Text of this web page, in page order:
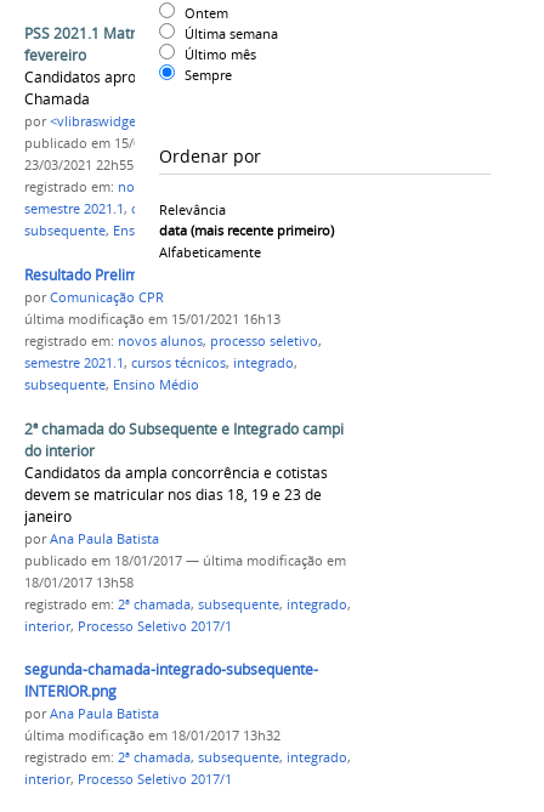
Ontem
Última semana
Último mês
Sempre
Ordenar por
Relevância
data (mais recente primeiro)
Alfabeticamente
PSS 2021.1 Matrículas on-line iniciam dia 04 de
fevereiro
Candidatos aprovados são convocados na 1ª
Chamada
por<vlibraswidget>ccs-cpr</vlibraswidget>
publicado em 15/01/2021
23/03/2021 22h55
registrado em: novos alunos
semestre 2021.1, cursos técnicos
subsequente, Ensino Médio
Resultado Preliminar 2021 compact.jpg
porComunicação CPR
última modificação em 15/01/2021 16h13
registrado em: novos alunos, processo seletivo,
semestre 2021.1, cursos técnicos, integrado,
subsequente, Ensino Médio
2ª chamada do Subsequente e Integrado campi
do interior
Candidatos da ampla concorrência e cotistas
devem se matricular nos dias 18, 19 e 23 de
janeiro
porAna Paula Batista
publicado em 18/01/2017 — última modificação em
18/01/2017 13h58
registrado em: 2ª chamada, subsequente, integrado,
interior, Processo Seletivo 2017/1
segunda-chamada-integrado-subsequente-
INTERIOR.png
porAna Paula Batista
última modificação em 18/01/2017 13h32
registrado em: 2ª chamada, subsequente, integrado,
interior, Processo Seletivo 2017/1